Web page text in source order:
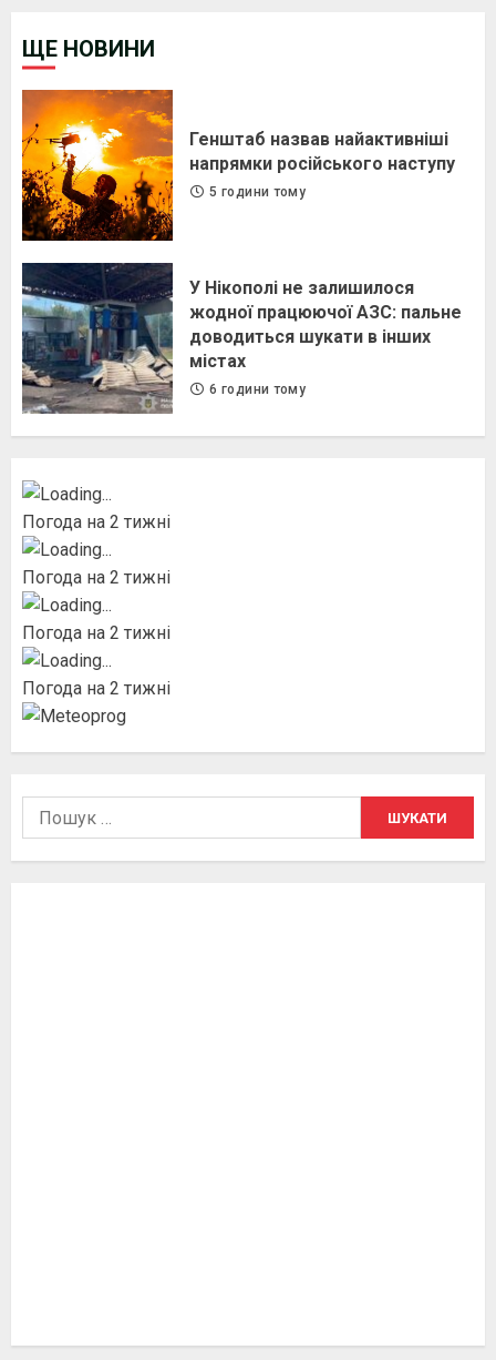
ЩЕ НОВИНИ
Генштаб назвав найактивніші
напрямки російського наступу
5 години тому
У Нікополі не залишилося
жодної працюючої АЗС: пальне
доводиться шукати в інших
містах
6 години тому
Погода на 2 тижні
Погода на 2 тижні
Погода на 2 тижні
Погода на 2 тижні
Пошук: